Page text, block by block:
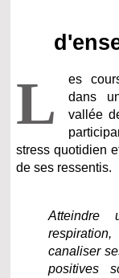
L
es
dans
vallée
stress quotidien
de ses ressentis.
Atteindre
canaliser
positives